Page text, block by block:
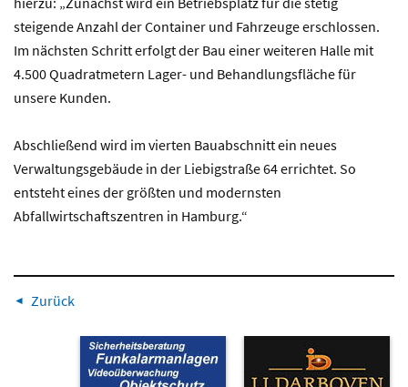
steigende Anzahl der Container und Fahrzeuge erschlossen.
Im nächsten Schritt erfolgt der Bau einer weiteren Halle mit
4.500 Quadratmetern Lager- und Behandlungsfläche für
unsere Kunden.
Abschließend wird im vierten Bauabschnitt ein neues
Verwaltungsgebäude in der Liebigstraße 64 errichtet. So
entsteht eines der größten und modernsten
Abfallwirtschaftszentren in Hamburg.“
Zurück